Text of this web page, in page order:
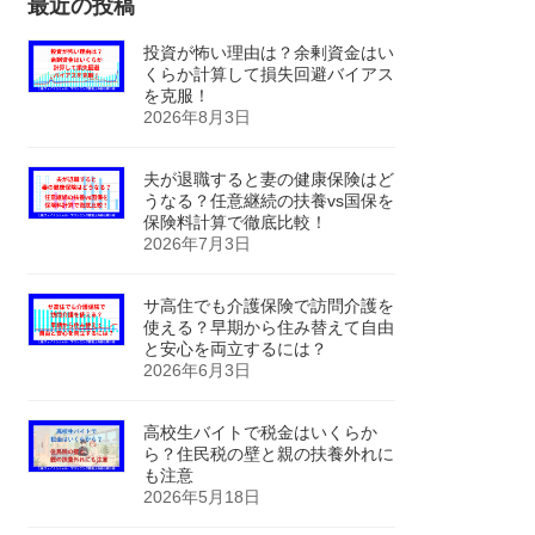
最近の投稿
投資が怖い理由は？余剰資金はい
くらか計算して損失回避バイアス
を克服！
2026年8月3日
夫が退職すると妻の健康保険はど
うなる？任意継続の扶養vs国保を
保険料計算で徹底比較！
2026年7月3日
サ高住でも介護保険で訪問介護を
使える？早期から住み替えて自由
と安心を両立するには？
2026年6月3日
高校生バイトで税金はいくらか
ら？住民税の壁と親の扶養外れに
も注意
2026年5月18日